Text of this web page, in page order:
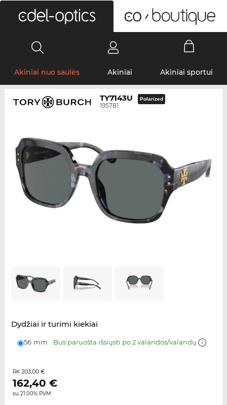
Akiniai nuo saulės Akiniai Akiniai sportui
TY7143U
195781
Polarized
Dydžiai ir turimi kiekiai
56 mm Bus paruošta išsiųsti po 2 valandos/valandų
RK 203,00 €
162,40 €
su 21.00% PVM